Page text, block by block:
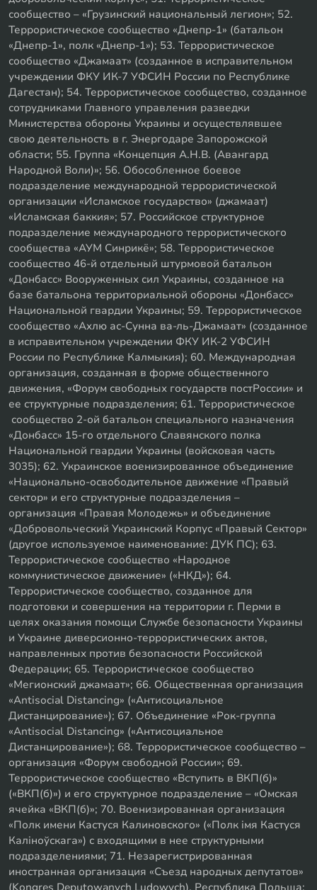
сообщество – «Грузинский национальный легион»; 52.
Террористическое сообщество «Днепр-1» (батальон
«Днепр-1», полк «Днепр-1»); 53. Террористическое
сообщество «Джамаат» (созданное в исправительном
учреждении ФКУ ИК-7 УФСИН России по Республике
Дагестан); 54. Террористическое сообщество, созданное
сотрудниками Главного управления разведки
Министерства обороны Украины и осуществлявшее
свою деятельность в г. Энергодаре Запорожской
области; 55. Группа «Концепция А.Н.В. (Авангард
Народной Воли)»; 56. Обособленное боевое
подразделение международной террористической
организации «Исламское государство» (джамаат)
«Исламская баккия»; 57. Российское структурное
подразделение международного террористического
сообщества «АУМ Синрикё»; 58. Террористическое
сообщество 46-й отдельный штурмовой батальон
«Донбасс» Вооруженных сил Украины, созданное на
базе батальона территориальной обороны «Донбасс»
Национальной гвардии Украины; 59. Террористическое
сообщество «Ахлю ас-Сунна ва-ль-Джамаат» (созданное
в исправительном учреждении ФКУ ИК-2 УФСИН
России по Республике Калмыкия); 60. Международная
организация, созданная в форме общественного
движения, «Форум свободных государств постРоссии» и
ее структурные подразделения; 61. Террористическое
сообщество 2-ой батальон специального назначения
«Донбасс» 15-го отдельного Славянского полка
Национальной гвардии Украины (войсковая часть
3035); 62. Украинское военизированное объединение
«Национально-освободительное движение «Правый
сектор» и его структурные подразделения –
организация «Правая Молодежь» и объединение
«Добровольческий Украинский Корпус «Правый Сектор»
(другое используемое наименование: ДУК ПС); 63.
Террористическое сообщество «Народное
коммунистическое движение» («НКД»); 64.
Террористическое сообщество, созданное для
подготовки и совершения на территории г. Перми в
целях оказания помощи Службе безопасности Украины
и Украине диверсионно-террористических актов,
направленных против безопасности Российской
Федерации; 65. Террористическое сообщество
«Мегионский джамаат»; 66. Общественная организация
«Antisocial Distancing» («Антисоциальное
Дистанцирование»); 67. Объединение «Рок-группа
«Antisocial Distancing» («Антисоциальное
Дистанцирование»); 68. Террористическое сообщество –
организация «Форум свободной России»; 69.
Террористическое сообщество «Вступить в ВКП(б)»
(«ВКП(б)») и его структурное подразделение – «Омская
ячейка «ВКП(б)»; 70. Военизированная организация
«Полк имени Кастуся Калиновского» («Полк iмя Кастуся
Калiноўскага») с входящими в нее структурными
подразделениями; 71. Незарегистрированная
иностранная организация «Съезд народных депутатов»
(Kongres Deputowanych Ludowych), Республика Польша;